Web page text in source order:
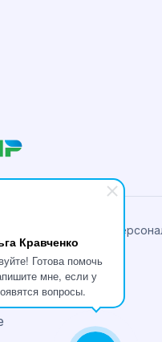
Кравченко
Готова помочь
мне, если у
вопросы.
и обработки